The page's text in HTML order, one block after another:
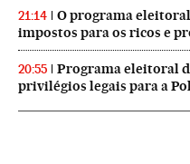
21:14
O programa
impostos para os ricos e
20:55
Programa eleitoral
privilégios legais para a